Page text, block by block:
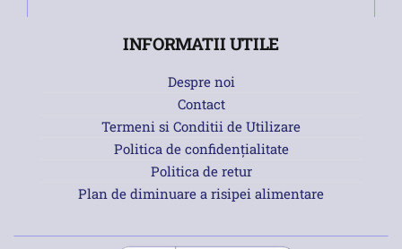
INFORMATII UTILE
Despre noi
Contact
Termeni si Conditii de Utilizare
Politica de confidențialitate
Politica de retur
Plan de diminuare a risipei alimentare